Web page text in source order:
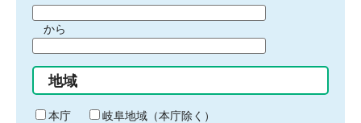
間
始
り
から
間
終
わ
地域
本庁
岐阜地域（本庁除く）